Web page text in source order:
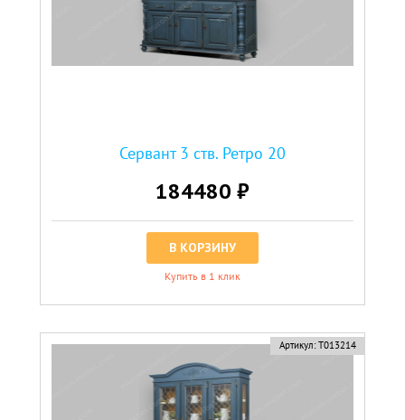
Сервант 3 ств. Ретро 20
184480 ₽
В КОРЗИНУ
Купить в 1 клик
Артикул: Т013214